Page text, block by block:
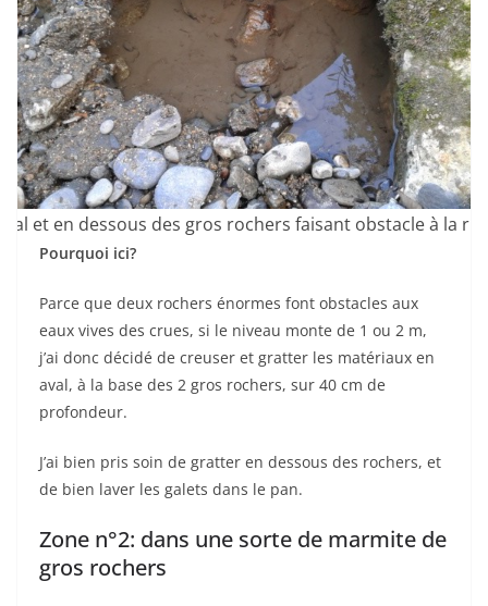
et en dessous des gros rochers faisant obstacle à la
Pourquoi ici?
Parce que deux rochers énormes font obstacles aux
eaux vives des crues, si le niveau monte de 1 ou 2 m,
j’ai donc décidé de creuser et gratter les matériaux en
aval, à la base des 2 gros rochers, sur 40 cm de
profondeur.
J’ai bien pris soin de gratter en dessous des rochers, et
de bien laver les galets dans le pan.
Zone n°2: dans une sorte de marmite de
gros rochers